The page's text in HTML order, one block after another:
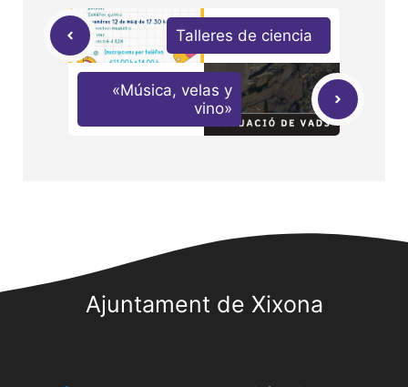
Talleres de ciencia
«Música, velas y
vino»
Ajuntament de Xixona